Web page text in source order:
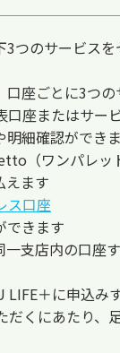
つのサービス
座ごとに3つの
口座またはサー
細確認ができ
（ワンパレッ
えます
ス口座
できます
支店内の口座
＋に申込み
くにあたり、